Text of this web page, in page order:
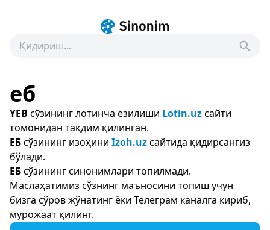
еб
YEB сўзининг лотинча ёзилиши Lotin.uzсайти
томонидан тақдим қилинган.
ЕБсўзининг изоҳини Izoh.uzсайтида қидирсангиз
бўлади.
ЕБсўзининг синонимлари топилмади.
Маслаҳатимиз сўзнинг маъносини топиш учун
бизга сўров жўнатинг ёки Телеграм каналга кириб,
мурожаат қилинг.